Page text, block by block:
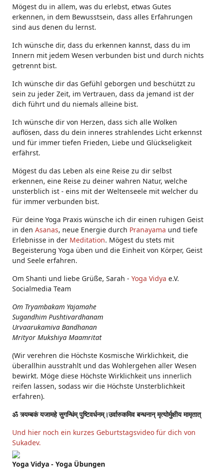
Mögest du in allem, was du erlebst, etwas Gutes
erkennen, in dem Bewusstsein, dass alles Erfahrungen
sind aus denen du lernst.
Ich wünsche dir, dass du erkennen kannst, dass du im
Innern mit jedem Wesen verbunden bist und durch nichts
getrennt bist.
Ich wünsche dir das Gefühl geborgen und beschützt zu
sein zu jeder Zeit, im Vertrauen, dass da jemand ist der
dich führt und du niemals alleine bist.
Ich wünsche dir von Herzen, dass sich alle Wolken
auflösen, dass du dein inneres strahlendes Licht erkennst
und für immer tiefen Frieden, Liebe und Glückseligkeit
erfährst.
Mögest du das Leben als eine Reise zu dir selbst
erkennen, eine Reise zu deiner wahren Natur, welche
unsterblich ist - eins mit der Weltenseele mit welcher du
für immer verbunden bist.
Für deine Yoga Praxis wünsche ich dir einen ruhigen Geist
in den Asanas, neue Energie durch Pranayama und tiefe
Erlebnisse in der Meditation. Mögest du stets mit
Begeisterung Yoga üben und die Einheit von Körper, Geist
und Seele erfahren.
Om Shanti und liebe Grüße, Sarah - Yoga Vidya e.V.
Socialmedia Team
Om Tryambakam Yajamahe
Sugandhim Pushtivardhanam
Urvaarukamiva Bandhanan
Mrityor Mukshiya Maamritat
(Wir verehren die Höchste Kosmische Wirklichkeit, die
überallhin ausstrahlt und das Wohlergehen aller Wesen
bewirkt. Möge diese Höchste Wirklichkeit uns innerlich
reifen lassen, sodass wir die Höchste Unsterblichkeit
erfahren).
ॐ त्र्यम्बकं यजामहे सुगन्धिंम् पुष्टिवर्धनम्।उर्वारुकमिव बन्धनान् मृत्योर्मुक्षीय मामृतात्
Und hier noch ein kurzes Geburtstagsvideo für dich von
Sukadev.
Yoga Vidya - Yoga Übungen